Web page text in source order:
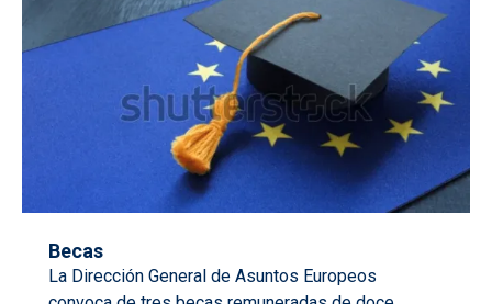
Becas
La Dirección General de Asuntos Europeos